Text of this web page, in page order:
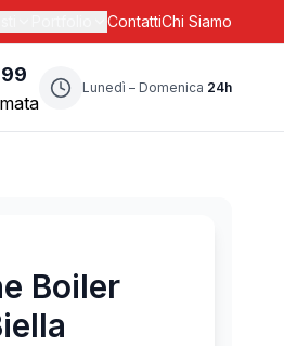
ContattiChi Siamo
Lunedì – Domenica 24h
Boiler